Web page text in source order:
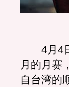
4月4日
月的月赛
自台湾的